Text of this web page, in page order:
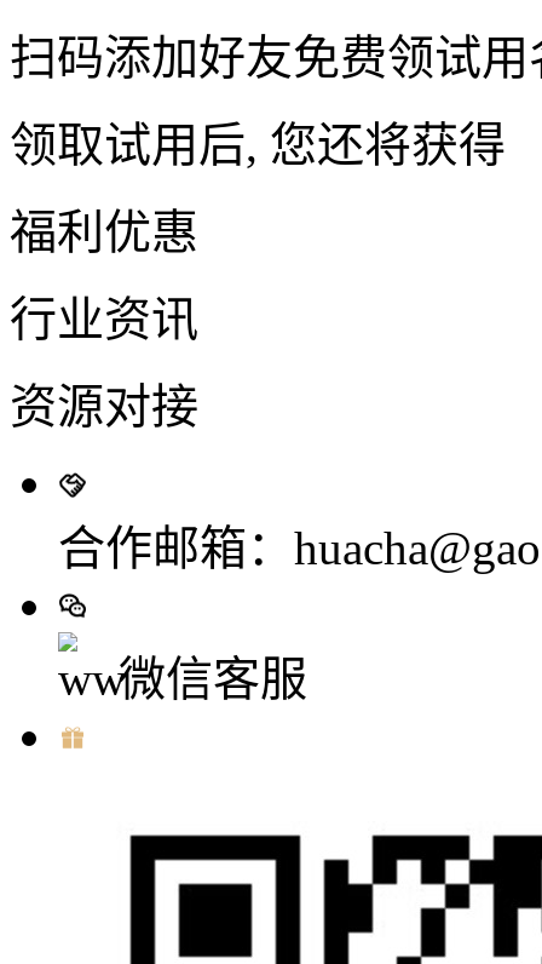
扫码添加好友免费领试用
领取试用后, 您还将获得
福利优惠
行业资讯
资源对接
合作邮箱：
微信客服